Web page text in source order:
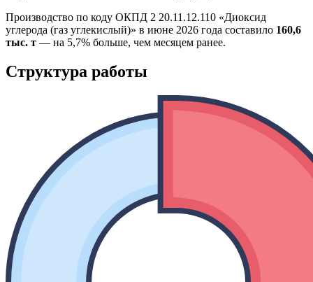
Производство по коду ОКПД 2 20.11.12.110 «Диоксид
углерода (газ углекислый)» в июне 2026 года составило 160,6
тыс. т — на 5,7% больше, чем месяцем ранее.
Структура работы